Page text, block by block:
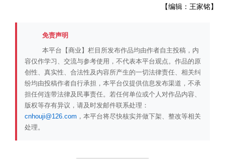
【编辑：王家铭】
免责声明
本平台【商业】栏目所发布作品均由作者自主投稿，内
容仅作学习、交流与参考使用，不代表本平台观点。作品的原
创性、真实性、合法性及内容所产生的一切法律责任、相关纠
纷均由投稿作者自行承担，本平台仅提供信息发布渠道，不承
担任何连带法律及民事责任。若任何单位或个人对作品内容、
版权等存有异议，请及时发邮件联系处理：
cnhouji@126.com ，本平台将尽快核实并做下架、整改等相关
处理。